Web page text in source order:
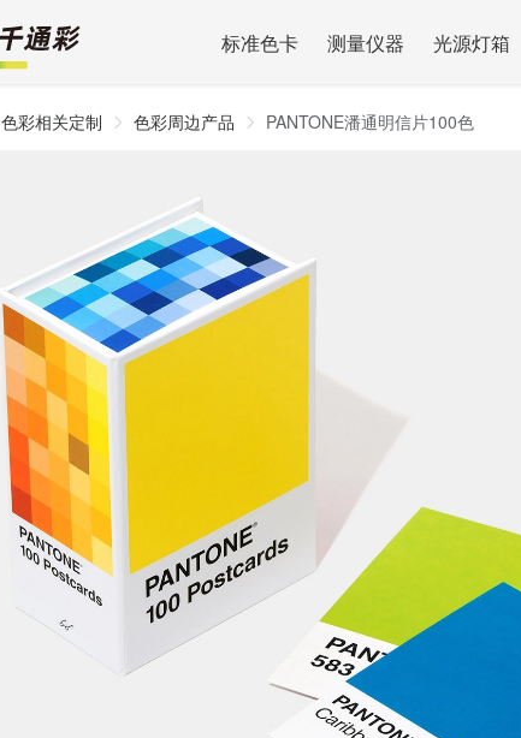
标准色卡 测量仪器 光源灯箱
色彩相关定制 色彩周边产品 PANTONE潘通明信片100色